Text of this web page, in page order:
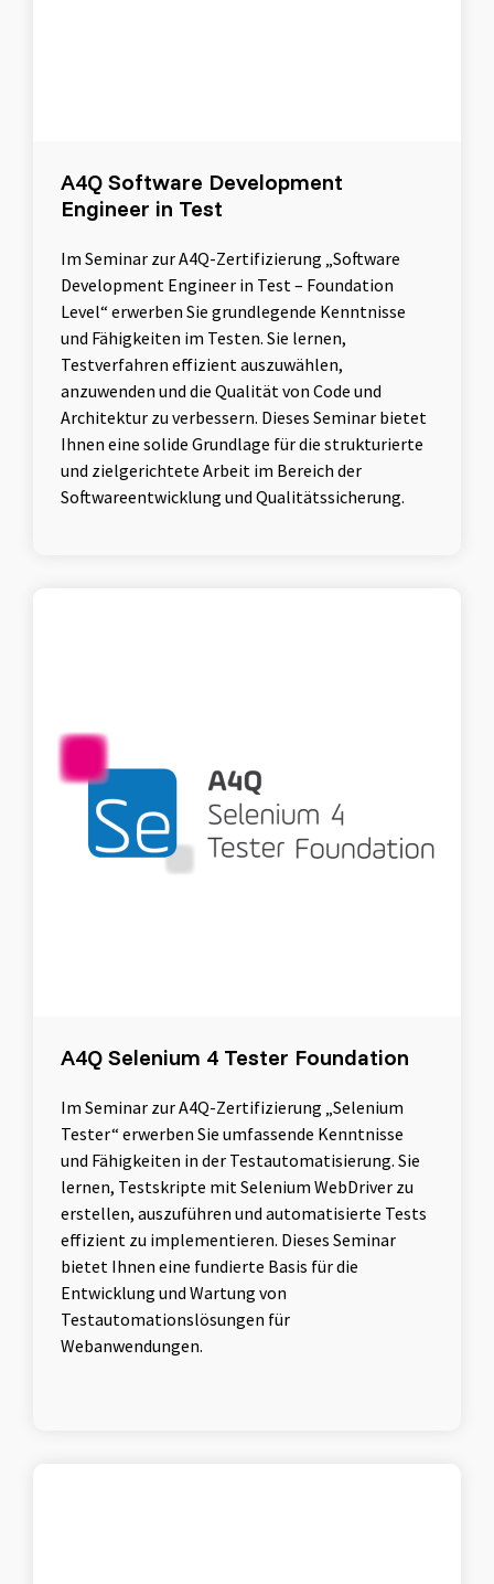
A4Q Software Development
Engineer in Test
Im Seminar zur A4Q-Zertifizierung „Software
Development Engineer in Test – Foundation
Level“ erwerben Sie grundlegende Kenntnisse
und Fähigkeiten im Testen. Sie lernen,
Testverfahren effizient auszuwählen,
anzuwenden und die Qualität von Code und
Architektur zu verbessern. Dieses Seminar bietet
Ihnen eine solide Grundlage für die strukturierte
und zielgerichtete Arbeit im Bereich der
Softwareentwicklung und Qualitätssicherung.
A4Q Selenium 4 Tester Foundation
Im Seminar zur A4Q-Zertifizierung „Selenium
Tester“ erwerben Sie umfassende Kenntnisse
und Fähigkeiten in der Testautomatisierung. Sie
lernen, Testskripte mit Selenium WebDriver zu
erstellen, auszuführen und automatisierte Tests
effizient zu implementieren. Dieses Seminar
bietet Ihnen eine fundierte Basis für die
Entwicklung und Wartung von
Testautomationslösungen für
Webanwendungen.